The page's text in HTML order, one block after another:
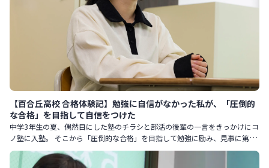
【百合丘高校 合格体験記】勉強に自信がなかった私が、「圧倒的
な合格」を目指して自信をつけた
中学3年生の夏、偶然目にした塾のチラシと部活の後輩の一言をきっかけにコ
ノ塾に入塾。 そこから「圧倒的な合格」を目指して勉強に励み、見事に第一
志望の百合丘高校への合格を勝ち取りました。 入塾前は「勉強に